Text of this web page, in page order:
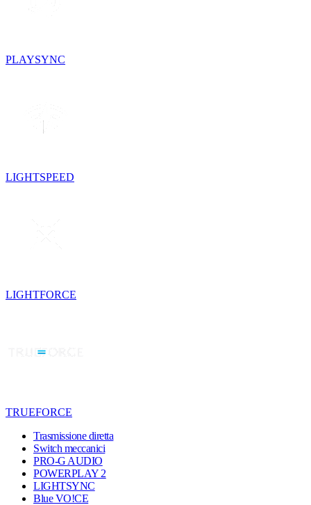
PLAYSYNC
LIGHTSPEED
LIGHTFORCE
TRUEFORCE
Trasmissione diretta
Switch meccanici
PRO-G AUDIO
POWERPLAY 2
LIGHTSYNC
Blue VO!CE